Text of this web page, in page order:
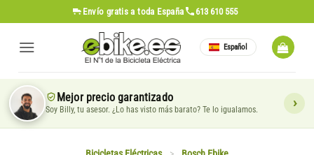
al
contenido
Envío gratis a toda España 613 610 555
Español
Mejor precio garantizado
Soy Billy, tu asesor. ¿Lo has visto más barato? Te lo igualamos.